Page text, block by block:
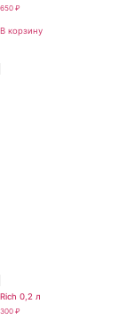
650 ₽
В корзину
Rich 0,2 л
300 ₽